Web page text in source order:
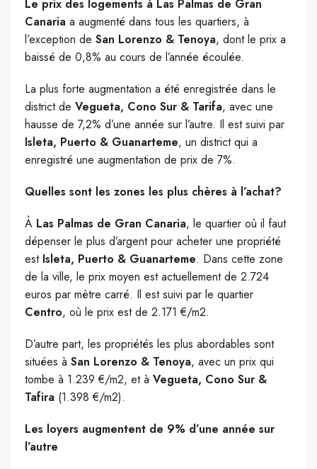
Le prix des logements à Las Palmas de Gran
Canaria a augmenté dans tous les quartiers, à
l’exception de San Lorenzo & Tenoya, dont le prix a
baissé de 0,8% au cours de l’année écoulée.
La plus forte augmentation a été enregistrée dans le
district de Vegueta, Cono Sur & Tarifa, avec une
hausse de 7,2% d’une année sur l’autre. Il est suivi par
Isleta, Puerto & Guanarteme, un district qui a
enregistré une augmentation de prix de 7%.
Quelles sont les zones les plus chères à l’achat?
À Las Palmas de Gran Canaria, le quartier où il faut
dépenser le plus d’argent pour acheter une propriété
est Isleta, Puerto & Guanarteme. Dans cette zone
de la ville, le prix moyen est actuellement de 2.724
euros par mètre carré. Il est suivi par le quartier
Centro, où le prix est de 2.171 €/m2.
D’autre part, les propriétés les plus abordables sont
situées à San Lorenzo & Tenoya, avec un prix qui
tombe à 1.239 €/m2, et à Vegueta, Cono Sur &
Tafira (1.398 €/m2).
Les loyers augmentent de 9% d’une année sur
l’autre